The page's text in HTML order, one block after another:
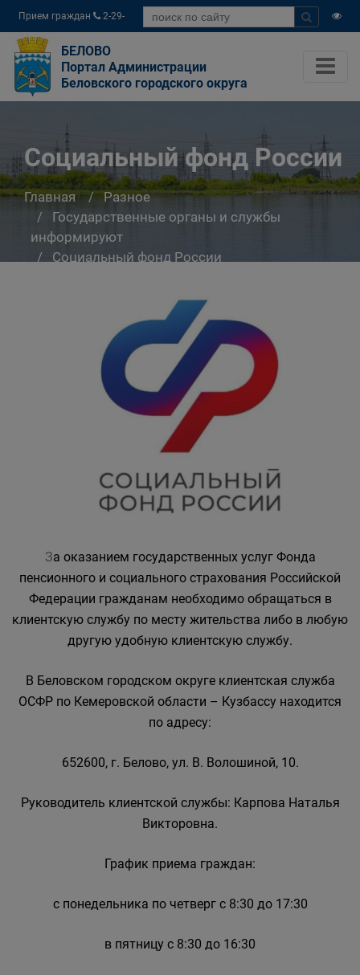
Прием граждан
2-29-
04
БЕЛОВО
Портал Администрации
Беловского городского округа
Социальный фонд России
Главная
Разное
Государственные органы и службы
информируют
Социальный фонд России
За оказанием государственных услуг Фонда
пенсионного и социального страхования Российской
Федерации гражданам необходимо обращаться в
клиентскую службу по месту жительства либо в любую
другую удобную клиентскую службу.
В Беловском городском округе клиентская служба
ОСФР по Кемеровской области – Кузбассу находится
по адресу:
652600, г. Белово, ул. В. Волошиной, 10.
Руководитель клиентской службы: Карпова Наталья
Викторовна.
График приема граждан:
с понедельника по четверг с 8:30 до 17:30
в пятницу с 8:30 до 16:30